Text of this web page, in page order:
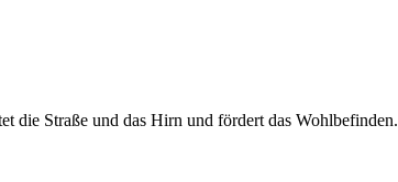
die Straße und das Hirn und fördert das Wohlbefinden.